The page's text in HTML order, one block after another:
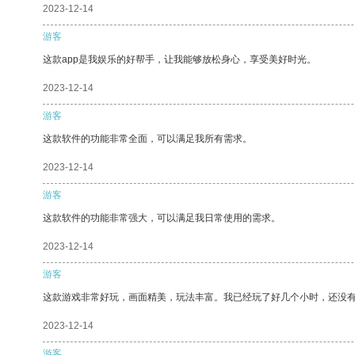
2023-12-14
游客
这款app是我娱乐的好帮手，让我能够放松身心，享受美好时光。
2023-12-14
游客
这款软件的功能非常全面，可以满足我所有需求。
2023-12-14
游客
这款软件的功能非常强大，可以满足我日常使用的需求。
2023-12-14
游客
这款游戏非常好玩，画面精美，玩法丰富。我已经玩了好几个小时，还没
2023-12-14